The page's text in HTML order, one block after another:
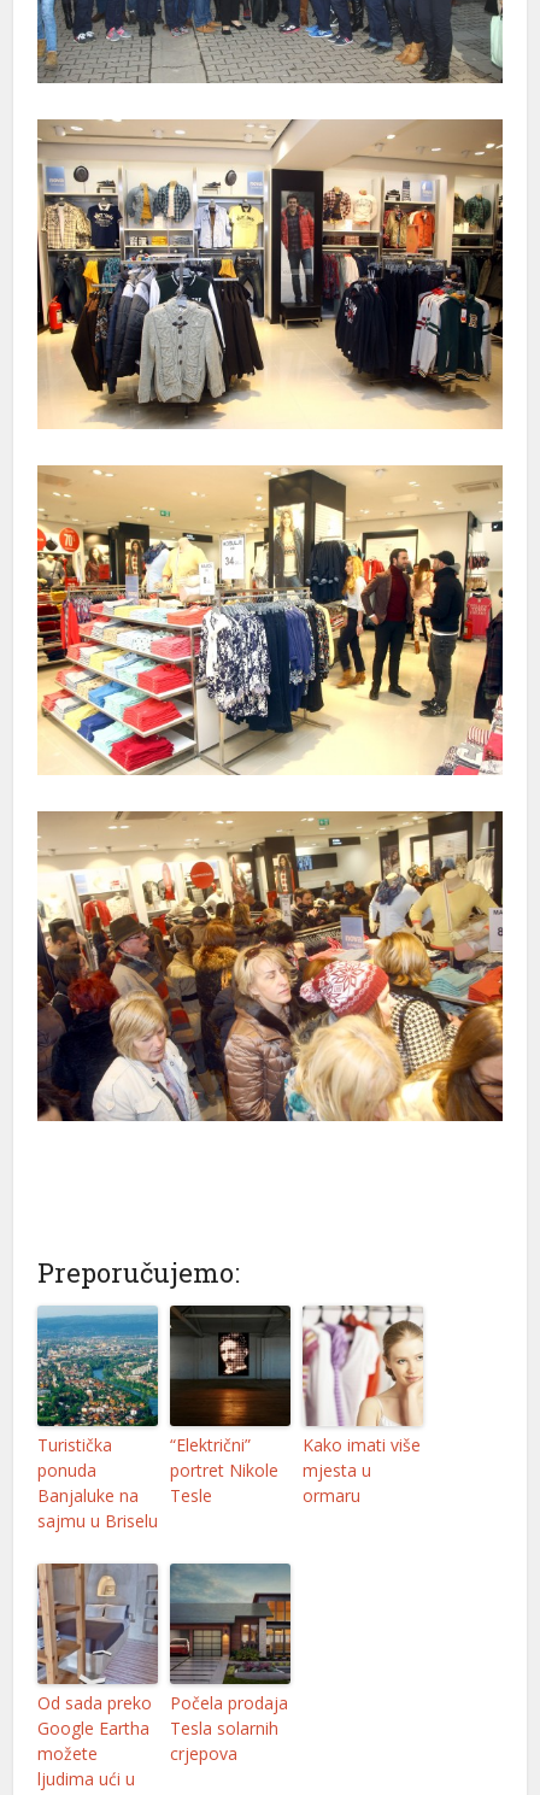
Preporučujemo:
Turistička
ponuda
Banjaluke na
sajmu u Briselu
“Električni”
portret Nikole
Tesle
Kako imati više
mjesta u
ormaru
Od sada preko
Google Eartha
možete
ljudima ući u
Počela prodaja
Tesla solarnih
crjepova